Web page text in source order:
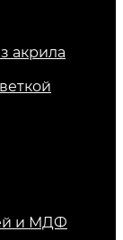
акрила
и МДФ